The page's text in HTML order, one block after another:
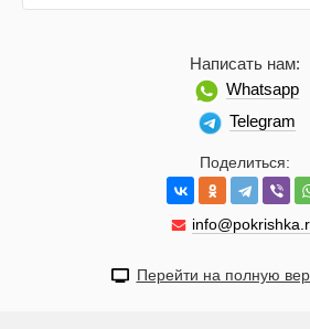
Поделиться:
Написать нам:
Whatsapp
Telegram
Перейти на полную